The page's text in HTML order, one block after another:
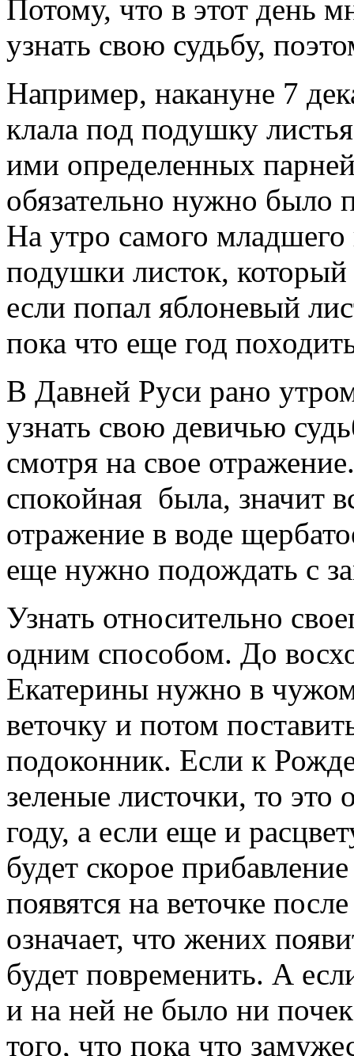
Потому, что в этот день
узнать свою судьбу,
Например, накануне 7
клала под подушку
ими определенных
обязательно нужно было
На утро самого
подушки листок,
если попал яблоневый
пока что еще год
В Давней Руси рано
узнать свою девичью
смотря на свое
спокойная была, значит
отражение в воде
еще нужно подождать с
Узнать относительно
одним способом. До
Екатерины нужно в
веточку и потом
подоконник. Если к
зеленые листочки, то это
году, а если еще и
будет скорое
появятся на веточке
означает, что жених
будет повременить. А
и на ней не было ни
того, что пока что